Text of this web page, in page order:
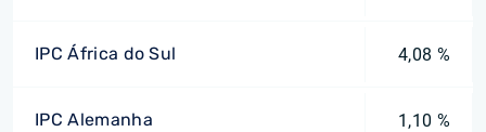
IPC África do Sul 4,08 %
IPC Alemanha 1,10 %